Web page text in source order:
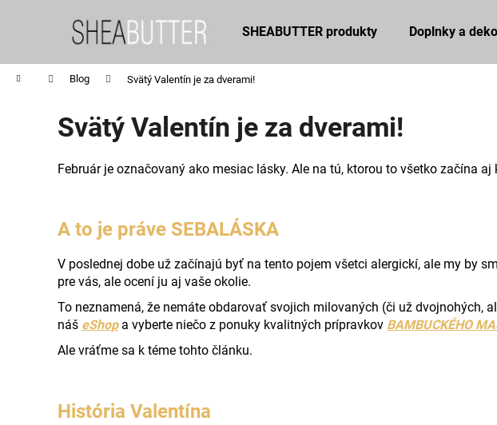
SHEABUTTER produkty Doplnky a
Domov Blog Svätý Valentín je za dverami!
Svätý Valentín je za dverami!
Február je označovaný ako mesiac lásky. Ale na tú, ktorou to všetko začína
A to je práve SEBALÁSKA
V poslednej dobe už začínajú byť na tento pojem všetci alergickí, ale my by
pre vás, ale ocení ju aj vaše okolie.
To neznamená, že nemáte obdarovať svojich milovaných (či už dvojnohých,
náš eShopa vyberte niečo z ponuky kvalitných prípravkov BAMBUCKÉHO
Ale vráťme sa k téme tohto článku.
História Valentína
Späť
do
Späť
do